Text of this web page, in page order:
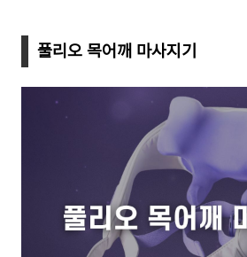
풀리오 목어깨 마사지기